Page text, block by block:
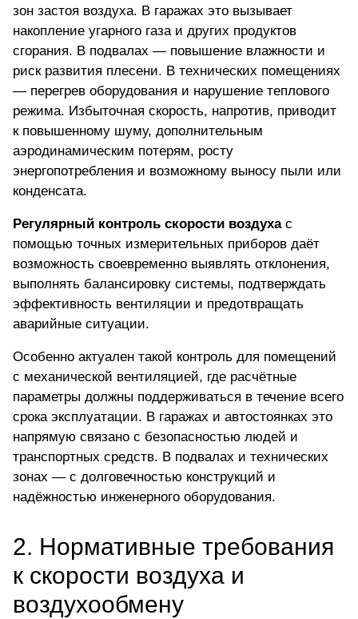
зон застоя воздуха. В гаражах это вызывает
накопление угарного газа и других продуктов
сгорания. В подвалах — повышение влажности и
риск развития плесени. В технических помещениях
— перегрев оборудования и нарушение теплового
режима. Избыточная скорость, напротив, приводит
к повышенному шуму, дополнительным
аэродинамическим потерям, росту
энергопотребления и возможному выносу пыли или
конденсата.
Регулярный контроль скорости воздухас
помощью точных измерительных приборов даёт
возможность своевременно выявлять отклонения,
выполнять балансировку системы, подтверждать
эффективность вентиляции и предотвращать
аварийные ситуации.
Особенно актуален такой контроль для помещений
с механической вентиляцией, где расчётные
параметры должны поддерживаться в течение всего
срока эксплуатации. В гаражах и автостоянках это
напрямую связано с безопасностью людей и
транспортных средств. В подвалах и технических
зонах — с долговечностью конструкций и
надёжностью инженерного оборудования.
2. Нормативные требования
к скорости воздуха и
воздухообмену